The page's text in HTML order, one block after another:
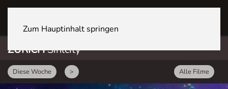
Zum Hauptinhalt springen
ZÜRICHSihlcity
Diese Woche > Alle Filme